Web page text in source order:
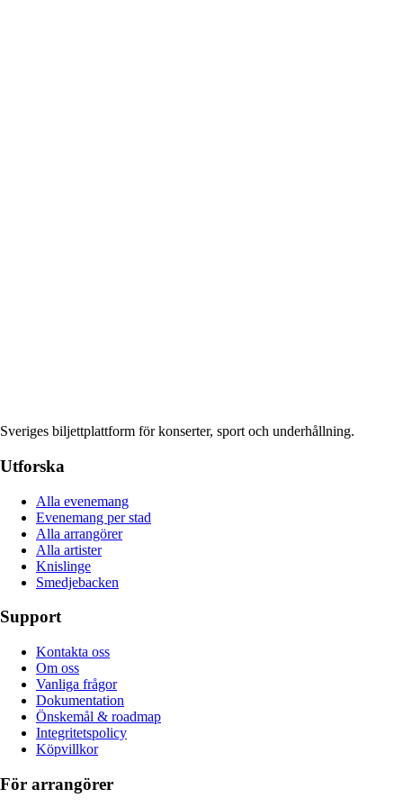
Sveriges biljettplattform för konserter, sport och underhållning.
Utforska
Alla evenemang
Evenemang per stad
Alla arrangörer
Alla artister
Knislinge
Smedjebacken
Support
Kontakta oss
Om oss
Vanliga frågor
Dokumentation
Önskemål & roadmap
Integritetspolicy
Köpvillkor
För arrangörer